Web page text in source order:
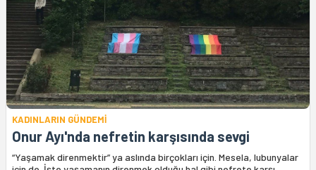
KADINLARIN GÜNDEMİ
Onur Ayı'nda nefretin karşısında sevgi
“Yaşamak direnmektir” ya aslında birçokları için. Mesela, lubunyalar